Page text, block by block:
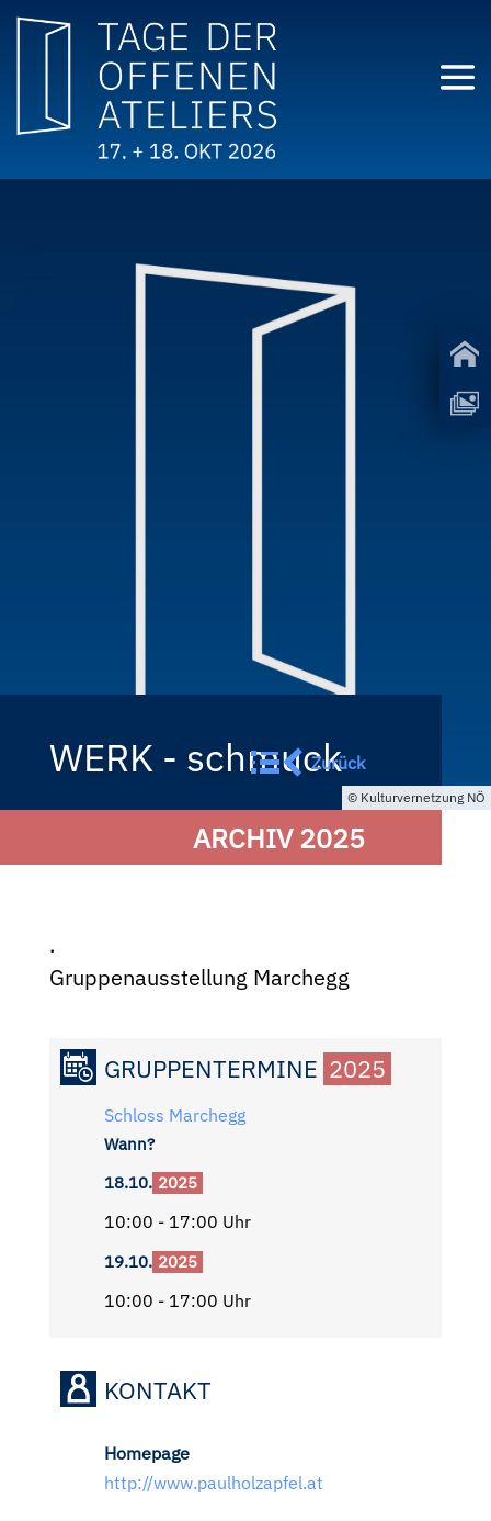
WERK - schmuck
Zurück
ARCHIV 2025
Kulturvernetzung NÖ
.
Gruppenausstellung Marchegg
GRUPPENTERMINE 2025
Schloss Marchegg
Wann?
18.10. 2025
10:00 - 17:00 Uhr
19.10. 2025
10:00 - 17:00 Uhr
KONTAKT
Homepage
http://www.paulholzapfel.at